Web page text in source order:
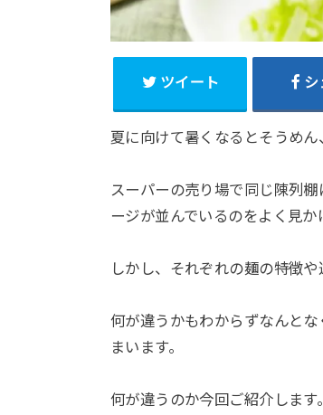
ツイート シ
夏に向けて暑くなるとそうめん
スーパーの売り場で同じ陳列
ージが並んでいるのをよく見か
しかし、それぞれの麺の特徴や
何が違うかもわからずなんと
まいます。
何が違うのか今回ご紹介します。